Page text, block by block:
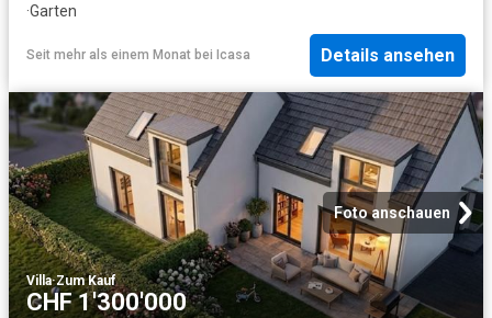
·Garten
Seit mehr als einem Monat bei Icasa Details ansehen
Foto anschauen
Villa·Zum Kauf
CHF 1'300'000